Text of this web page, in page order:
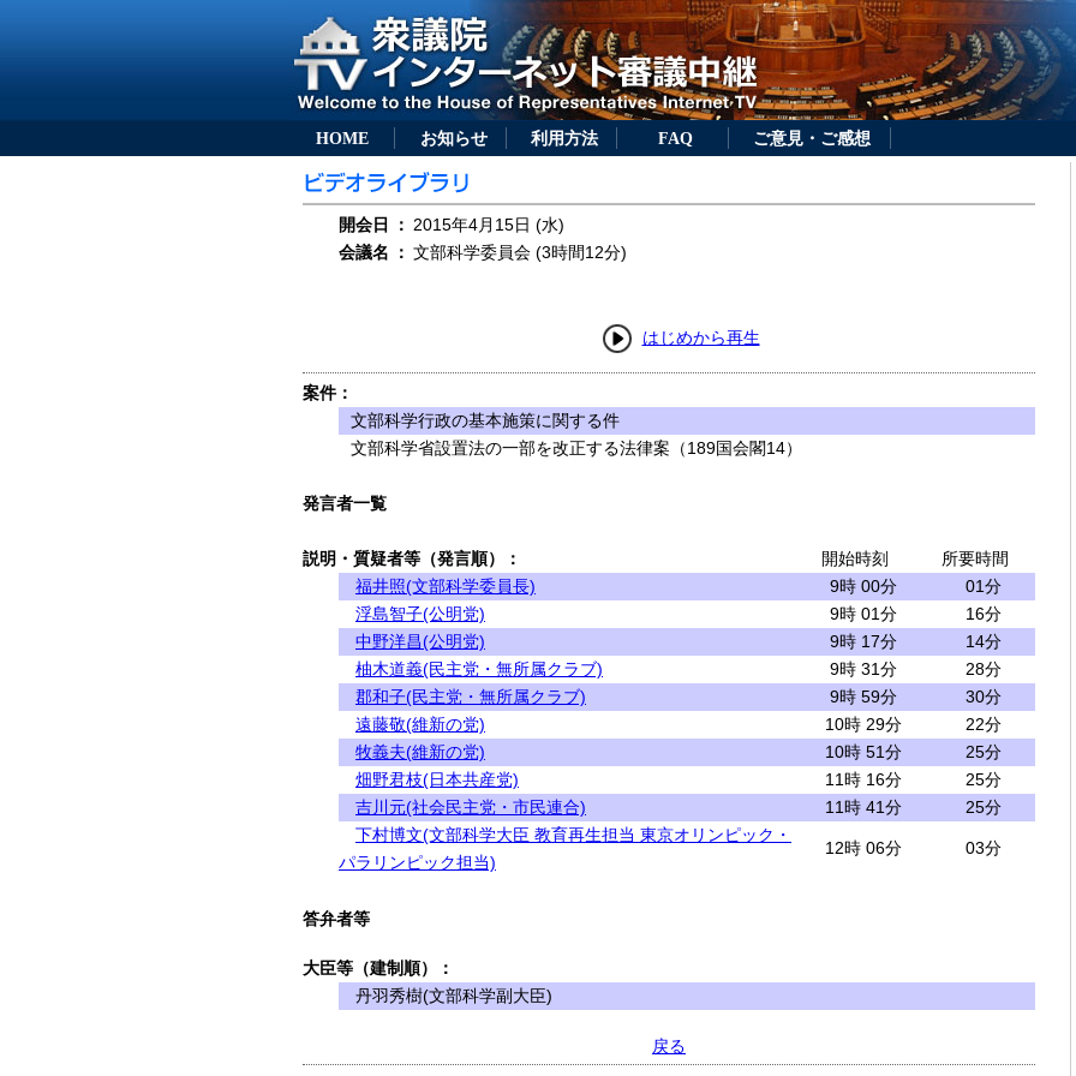
HOME お知らせ 利用方法 FAQ ご意見・ご感想
開会日 ： 2015年4月15日 (水)
会議名
： 文部科学委員会 (3時間12分)
はじめから再生
案件：
文部科学行政の基本施策に関する件
文部科学省設置法の一部を改正する法律案（189国会閣14）
発言者一覧
説明・質疑者等（発言順）： 開始時刻
所要時間
福井照(文部科学委員長)
9時 00分
01分
浮島智子(公明党)
9時 01分
16分
中野洋昌(公明党)
9時 17分
14分
柚木道義(民主党・無所属クラブ)
9時 31分
28分
郡和子(民主党・無所属クラブ)
9時 59分
30分
遠藤敬(維新の党)
10時 29分
22分
牧義夫(維新の党)
10時 51分
25分
畑野君枝(日本共産党)
11時 16分
25分
吉川元(社会民主党・市民連合)
11時 41分
25分
下村博文(文部科学大臣 教育再生担当 東京オリンピック・
パラリンピック担当)
12時 06分 03分
答弁者等
大臣等（建制順）：
丹羽秀樹(文部科学副大臣)
戻る